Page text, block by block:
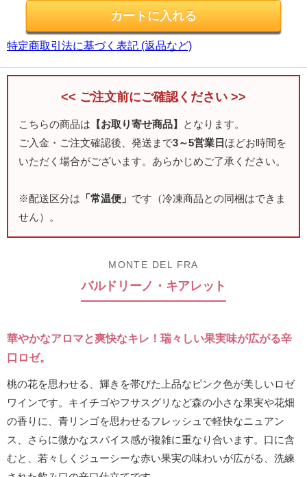
特定商取引法に基づく表記 (返品など)
<< ご注文前にご確認ください >>
こちらの商品は 【お取り寄せ商品】
となります。
ご入金・ご注文確認後、発送まで3～5営業日ほどお時間を
いただく場合がございます。あらかじめご了承ください。
※配送区分は 「常温便」 です（冷凍商品との同梱はできま
せん）。
MONTE DEL FRA
バルドリーノ・キアレット
華やかなアロマと爽快なキレ！瑞々しい果実味が広がる辛
口ロゼ。
桃の花を思わせる、輝きを帯びた上品なピンク色が美しいロゼ
ワインです。キイチゴやフサスグリなど森の小さな果実や花畑
の香りに、青リンゴを思わせるフレッシュで軽快なニュアン
ス、さらに微かなスパイス感が複雑に重なり合います。口に含
むと、若々しくジューシーな赤い果実の味わいが広がる、洗練